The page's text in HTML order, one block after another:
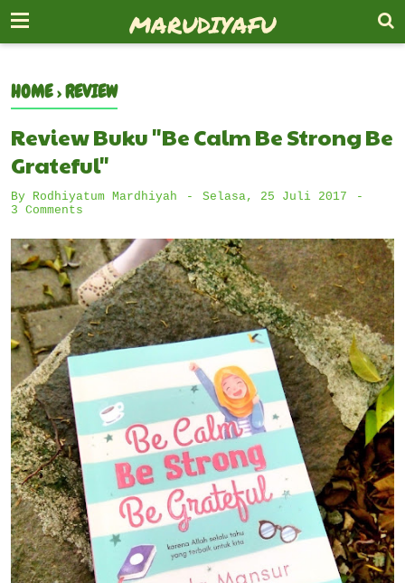
MARUDIYAFU
HOME›REVIEW
Review Buku "Be Calm Be Strong Be
Grateful"
By Rodhiyatum Mardhiyah
Selasa, 25 Juli 2017
3 Comments